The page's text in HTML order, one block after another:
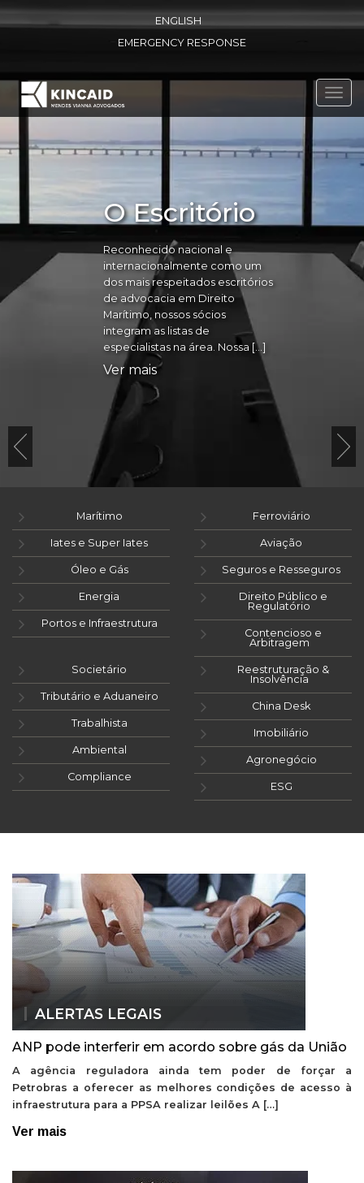
ENGLISH
EMERGENCY RESPONSE
O Escritório
Reconhecido nacional e
internacionalmente como um
dos mais respeitados escritórios
de advocacia em Direito
Marítimo, nossos sócios
integram as listas de
especialistas na área. Nossa […]
Ver mais
Marítimo
Iates e Super Iates
Óleo e Gás
Energia
Portos e Infraestrutura
Ferroviário
Aviação
Seguros e Resseguros
Direito Público e
Regulatório
Contencioso e
Arbitragem
Societário
Tributário e Aduaneiro
Trabalhista
Ambiental
Compliance
Reestruturação &
Insolvência
China Desk
Imobiliário
Agronegócio
ESG
ALERTAS LEGAIS
ANP pode interferir em acordo sobre gás da União
A agência reguladora ainda tem poder de forçar a
Petrobras a oferecer as melhores condições de acesso à
infraestrutura para a PPSA realizar leilões A […]
Ver mais